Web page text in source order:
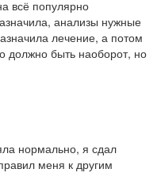
всё популярно
анализы нужные
лечение, а потом
должно быть наоборот, но
нормально, я сдал
меня к другим